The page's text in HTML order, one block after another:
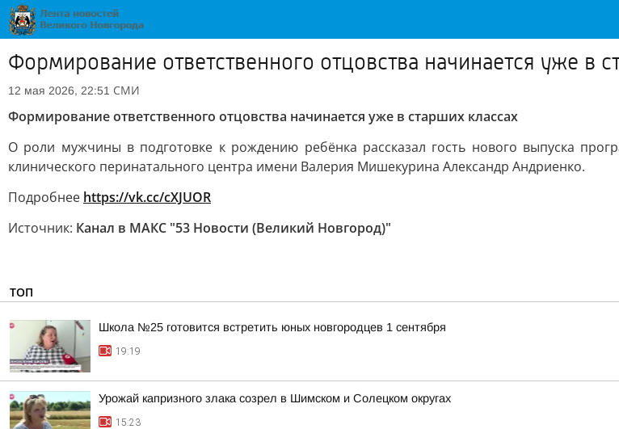
Формирование ответственного отцовства начинается уже в
12 мая 2026, 22:51 СМИ
Формирование ответственного отцовства начинается уже в старших классах
О роли мужчины в подготовке к рождению ребёнка рассказал гость нового выпуска
клинического перинатального центра имени Валерия Мишекурина Александр Андриенко.
Подробнее https://vk.cc/cXJUOR
Источник: Канал в МАКС "53 Новости (Великий Новгород)"
ТОП
Школа №25 готовится встретить юных новгородцев 1 сентября
19:19
Урожай капризного злака созрел в Шимском и Солецком округах
15:23